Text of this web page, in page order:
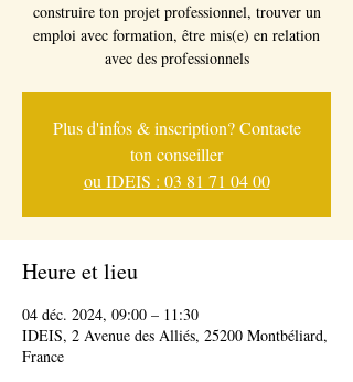
construire ton projet professionnel, trouver un
emploi avec formation, être mis(e) en relation
avec des professionnels
Plus d'infos & inscription? Contacte
ton conseiller
ou IDEIS : 03 81 71 04 00
Heure et lieu
04 déc. 2024, 09:00 – 11:30
IDEIS, 2 Avenue des Alliés, 25200 Montbéliard,
France